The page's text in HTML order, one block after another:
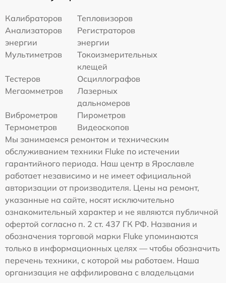
Калибраторов
Тепловизоров
Анализаторов
энергии
Регистраторов
энергии
Мультиметров
Токоизмерительных
клещей
Тестеров
Осциллографов
Мегаомметров
Лазерных
дальномеров
Виброметров
Пирометров
Термометров
Видеоскопов
Мы занимаемся ремонтом и техническим
обслуживанием техники Fluke по истечении
гарантийного периода. Наш центр в Ярославле
работает независимо и не имеет официальной
авторизации от производителя. Цены на ремонт,
указанные на сайте, носят исключительно
ознакомительный характер и не являются публичной
офертой согласно п. 2 ст. 437 ГК РФ. Названия и
обозначения торговой марки Fluke упоминаются
только в информационных целях — чтобы обозначить
перечень техники, с которой мы работаем. Наша
организация не аффилирована с владельцами